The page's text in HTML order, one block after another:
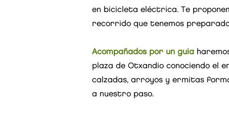
en bicicleta eléctrica. Te
recorrido que tenemos
Acompañados por un guia
plaza de Otxandio conociendo el
calzadas, arroyos y ermitas
a nuestro paso.